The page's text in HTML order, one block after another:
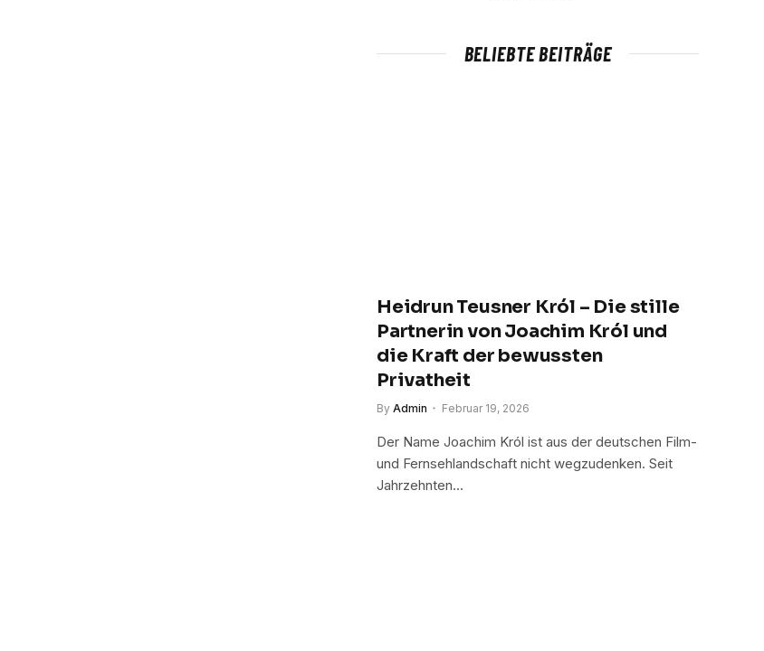
BELIEBTE BEITRÄGE
Heidrun Teusner Król – Die stille
Partnerin von Joachim Król und
die Kraft der bewussten
Privatheit
By Admin Februar 19, 2026
Der Name Joachim Król ist aus der deutschen Film-
und Fernsehlandschaft nicht wegzudenken. Seit
Jahrzehnten…